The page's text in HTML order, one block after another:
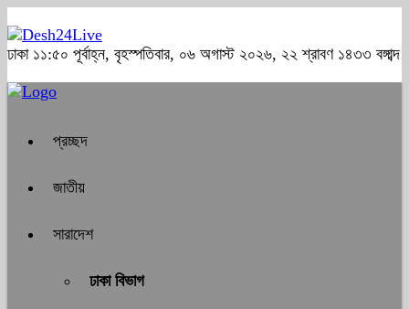
ঢাকা ১১:৫০ পূর্বাহ্ন, বৃহস্পতিবার, ০৬ অগাস্ট ২০২৬, ২২ শ্রাবণ ১৪৩৩ বঙ্গাব্দ
প্রচ্ছদ
জাতীয়
সারাদেশ
ঢাকা বিভাগ